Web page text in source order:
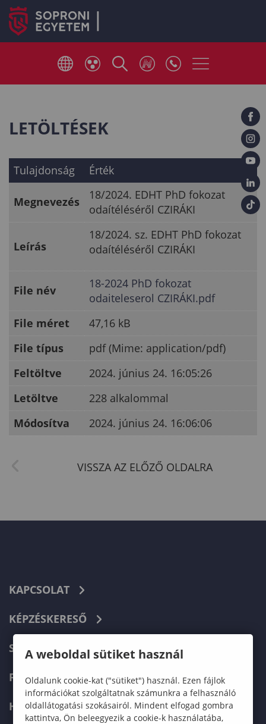
LETÖLTÉSEK
Tulajdonság Érték
Megnevezés
18/2024. EDHT PhD fokozat
odaítéléséről CZIRÁKI
Leírás
18/2024. sz. EDHT PhD fokozat
odaítéléséről CZIRÁKI
File név
18-2024 PhD fokozat
odaiteleserol CZIRÁKI.pdf
File méret
47,16 kB
File típus
pdf (Mime: application/pdf)
Feltöltve
2024. június 24. 16:05:26
Letöltve
228 alkalommal
Módosítva
2024. június 24. 16:06:06
KAPCSOLAT
KÉPZÉSKERESŐ
SZERVEZETI FELÉPÍTÉS
FELVÉTELIZŐKNEK
HALLGATÓKNAK
A weboldal sütiket használ
Oldalunk cookie-kat ("sütiket") használ. Ezen fájlok
információkat szolgáltatnak számunkra a felhasználó
oldallátogatási szokásairól. Mindent elfogad gombra
kattintva, Ön beleegyezik a cookie-k használatába,